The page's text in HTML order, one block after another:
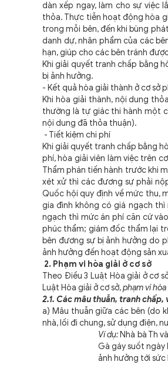
dàn xếp ngay, làm cho sự việc
thỏa. Thực tiễn hoạt động hòa
trong mỗi bên, đến khi bùng
danh dự, nhân phẩm của các
hạn, giúp cho các bên tránh
Khi giải quyết tranh chấp bằng
bị ảnh hưởng.
- Kết quả hòa giải thành ở cơ sở
Khi hòa giải thành, nội dung
thường là tự giác thi hành một
nội dung đã thỏa thuận).
- Tiết kiệm chi phí
Khi giải quyết tranh chấp bằng
phí, hòa giải viên làm việc trên
Thẩm phán tiến hành trước khi
xét xử thì các đương sự phải
Quốc hội quy định về mức thu,
gia đình không có giá ngạch
ngạch thì mức án phí căn cứ
phúc thẩm; giám đốc thẩm lại
bên đương sự bị ảnh hưởng do
ảnh hưởng đến hoạt động sản
2. Phạm vi hòa giải ở cơ sở
Theo Điều 3 Luật Hòa giải ở cơ
Luật Hòa giải ở cơ sở,phạm vi
2.1. Các mâu thuẫn, tranh
a) Mâu thuẫn giữa các bên (do
nhà, lối đi chung, sử dụng điện,
Ví dụ:Nhà bà Th
Gà gáy suốt ngày
ảnh hưởng tới sức